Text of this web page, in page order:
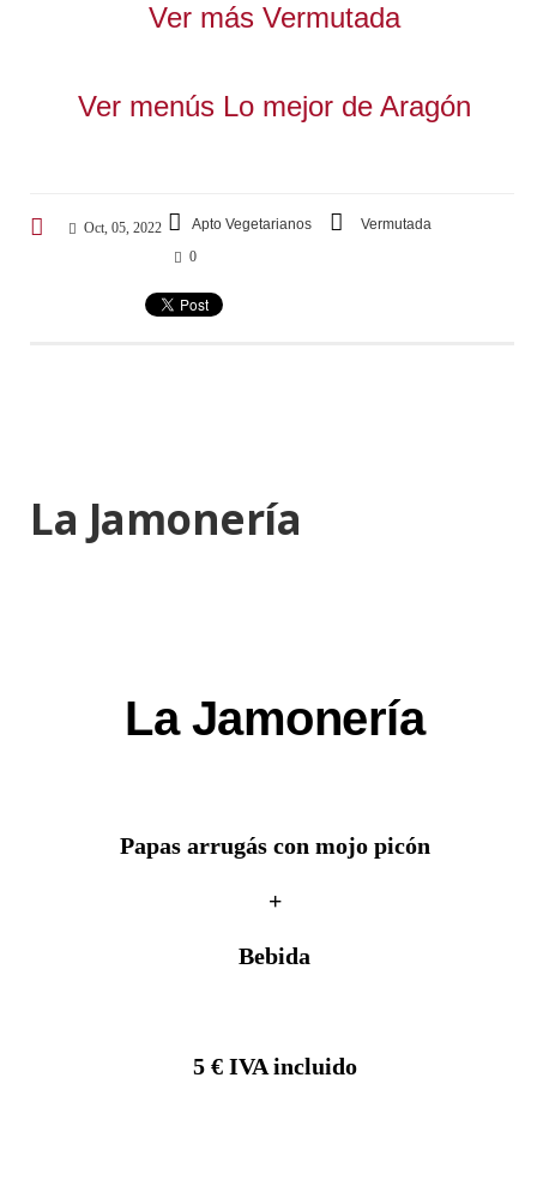
Ver más Vermutada
Ver menús Lo mejor de Aragón
Oct, 05, 2022 Apto Vegetarianos
Vermutada
0
La Jamonería
La Jamonería
Papas arrugás con mojo picón
+
Bebida
5 € IVA incluido